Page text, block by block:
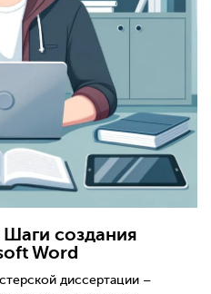
Шаги создания
Word
диссертации –